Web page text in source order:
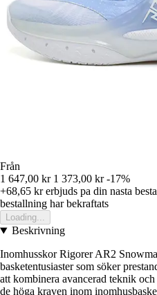
Från
1 647,00 kr 1 373,00 kr -17%
+68,65 krerbjuds pa din nasta
bestallning har bekraftats
Loading...
Beskrivning
Inomhusskor Rigorer AR2
basketentusiaster som söker
att kombinera avancerad teknik
de höga kraven inom